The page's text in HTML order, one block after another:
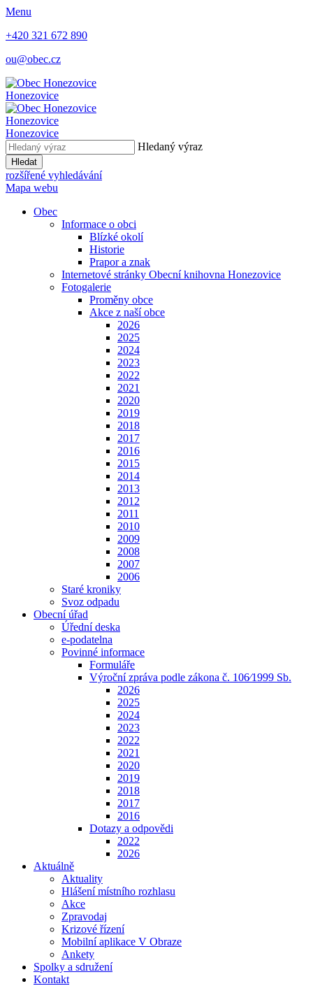
Menu
+420 321 672 890
ou@obec.cz
Honezovice
Honezovice
Honezovice
Hledaný výraz
Hledat
rozšířené vyhledávání
Mapa webu
Obec
Informace o obci
Blízké okolí
Historie
Prapor a znak
Internetové stránky Obecní knihovna Honezovice
Fotogalerie
Proměny obce
Akce z naší obce
2026
2025
2024
2023
2022
2021
2020
2019
2018
2017
2016
2015
2014
2013
2012
2011
2010
2009
2008
2007
2006
Staré kroniky
Svoz odpadu
Obecní úřad
Úřední deska
e-podatelna
Povinné informace
Formuláře
Výroční zpráva podle zákona č. 106⁄1999 Sb.
2026
2025
2024
2023
2022
2021
2020
2019
2018
2017
2016
Dotazy a odpovědi
2022
2026
Aktuálně
Aktuality
Hlášení místního rozhlasu
Akce
Zpravodaj
Krizové řízení
Mobilní aplikace V Obraze
Ankety
Spolky a sdružení
Kontakt